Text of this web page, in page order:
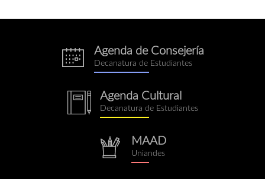
eventos.png
Agenda de Consejería
Decanatura de Estudiantes
notebook.png
Agenda Cultural
Decanatura de Estudiantes
repositorio.png
MAAD
Uniandes